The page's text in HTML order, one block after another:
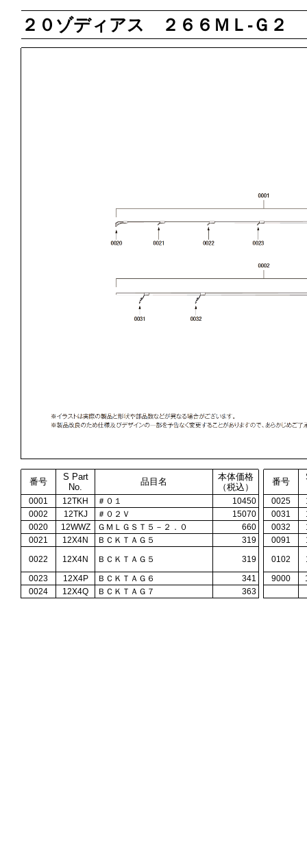
２０ゾディアス ２６６ＭＬ‐Ｇ２
番号
S Part
No.
品目名
本体価格
（税込）
番号
0001 12TKH ＃０１ 10450 0025
0002
12TKJ ＃０２Ｖ 15070 0031
0020
12WWZ ＧＭＬＧＳＴ５－２．０ 660 0032
0021
12X4N ＢＣＫＴＡＧ５ 319 0091
0022
12X4N ＢＣＫＴＡＧ５ 319 0102
0023
12X4P ＢＣＫＴＡＧ６ 341 9000
0024
12X4Q ＢＣＫＴＡＧ７ 363